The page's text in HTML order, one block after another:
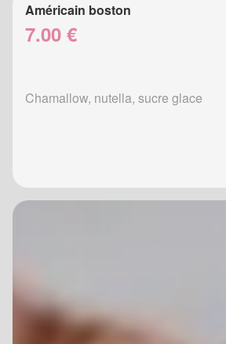
Américain boston
7.00 €
Chamallow, nutella, sucre glace